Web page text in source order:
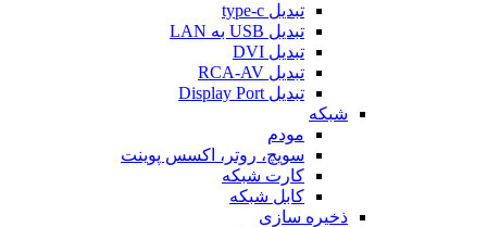
تبدیل type-c
تبدیل USB به LAN
تبدیل DVI
تبدیل RCA-AV
تبدیل Display Port
شبکه
مودم
سویچ، روتر، اکسس پوینت
کارت شبکه
کابل شبکه
ذخیره سازی